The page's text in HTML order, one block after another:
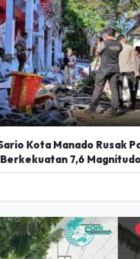
Kota Manado Rusak
7,6 Magnitudo